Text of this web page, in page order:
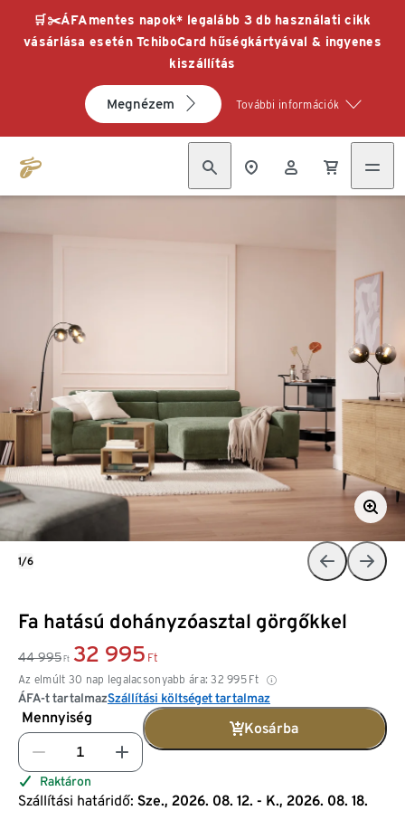
🛒✂️ÁFAmentes napok* legalább 3 db használati cikk
vásárlása esetén TchiboCard hűségkártyával & ingyenes
kiszállítás
Megnézem További információk
Fa hatású dohányzóasztal görgőkkel
44 995 Ft 32 995 Ft
Az elmúlt 30 nap legalacsonyabb ára: 32 995 Ft
ÁFA-t tartalmazSzállítási költséget tartalmaz
Mennyiség
Kosárba
Raktáron
Szállítási határidő: Sze., 2026. 08. 12. - K., 2026. 08. 18.
1/6